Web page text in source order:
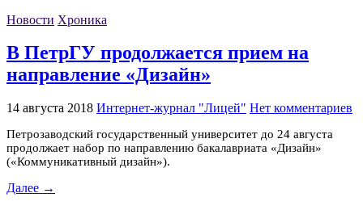
Новости Хроника
В ПетрГУ продолжается прием на
направление «Дизайн»
14 августа 2018 Интернет-журнал "Лицей" Нет комментариев
Петрозаводский государственный университет до 24 августа
продолжает набор по направлению бакалавриата «Дизайн»
(«Коммуникативный дизайн»).
Далее →